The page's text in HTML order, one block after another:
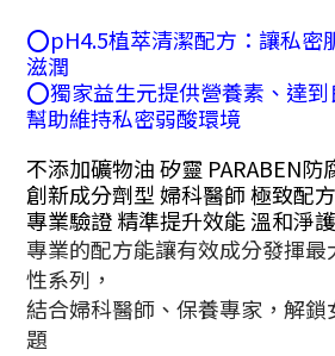
⭕pH4.5植萃清潔配方：讓私密
滋潤
⭕獨家益生元提供營養素、達到
幫助維持私密弱酸環境
不添加礦物油 矽靈 PARABEN防
創新成分劑型 婦科醫師 極致配
專業驗證 精準提升效能 溫和淨護
專業的配方能讓有效成分發揮
性系列，
結合婦科醫師、保養專家，解
題